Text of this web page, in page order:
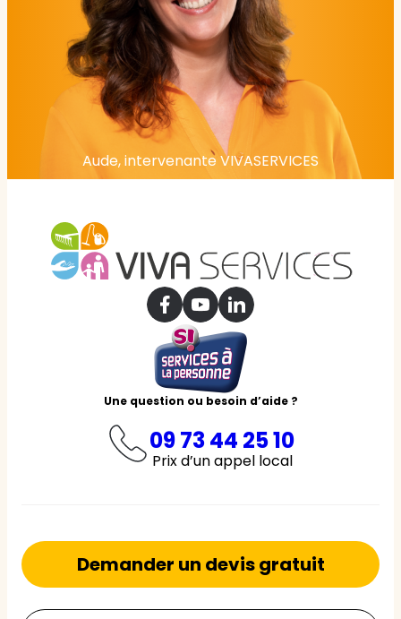
Aude, intervenante VIVASERVICES
Une question ou besoin d’aide ?
09 73 44 25 10
Prix d’un appel local
Demander un devis gratuit